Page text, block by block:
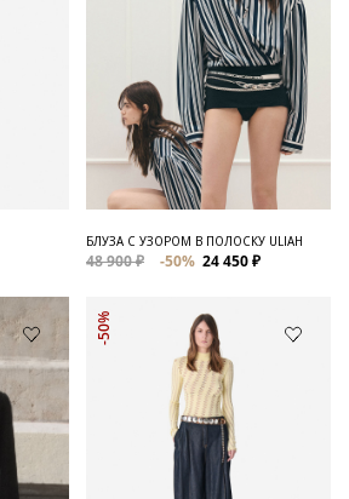
БЛУЗА С УЗОРОМ В ПОЛОСКУ ULIAH
48 900 ₽ -50% 24 450 ₽
-50%